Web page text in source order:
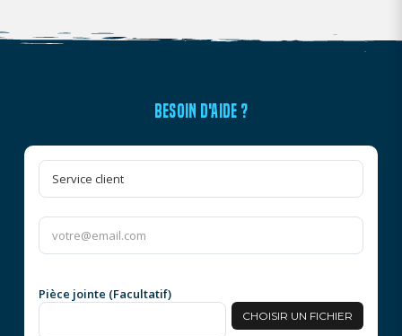
BESOIN D'AIDE ?
Pièce jointe (Facultatif)
CHOISIR UN FICHIER